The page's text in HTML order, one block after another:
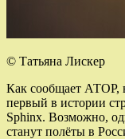
© Татьяна Лискер
Как сообщает АТОР,
первый в истории
Sphinx. Возможно,
станут полёты в